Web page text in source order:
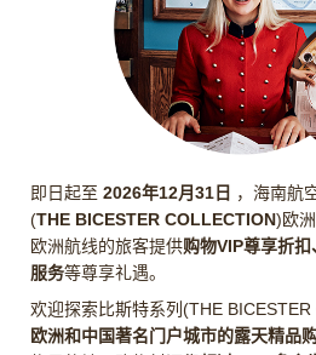
即日起至 2026年12月31日 ，海南航
(THE BICESTER COLLECTION)欧
欧洲航线的旅客提供购物VIP尊享折
服务等尊享礼遇。
欢迎探索比斯特系列(THE
欧洲和中国著名门户城市的露天精品